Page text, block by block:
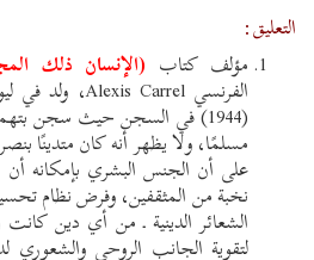
التعليق:
مؤلف كتاب (الإنسان ذلك
(1944) في السجن حيث سجن
مسلمًا، ولا يظهر أنه كان متدينًا
على أن الجنس البشري بإمكانه
نخبة من المثقفين، وفرض نظام
الشعائر الدينية ـ من أي دين كانت
لتقوية الجانب الروحي